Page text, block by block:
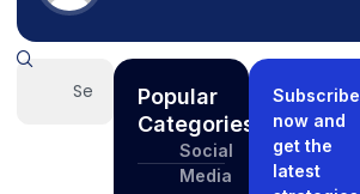
Popular
Categories
Social
Media
Subscribe
now and
get the
latest